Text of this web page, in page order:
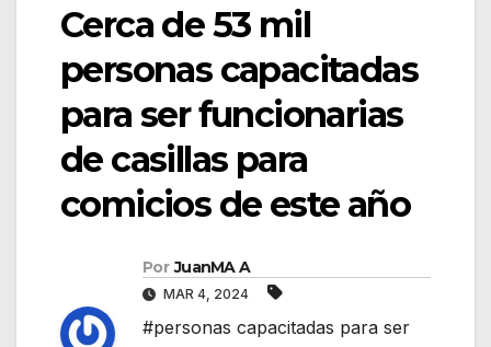
Cerca de 53 mil
personas capacitadas
para ser funcionarias
de casillas para
comicios de este año
Por JuanMA A
MAR 4, 2024
#personas capacitadas para ser